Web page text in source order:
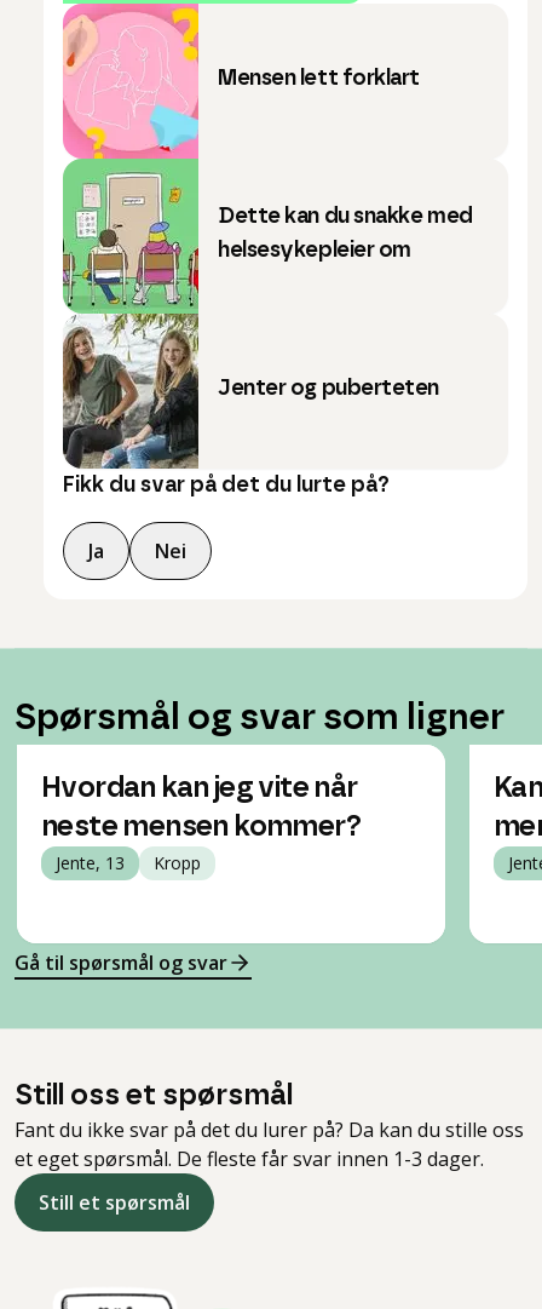
Mensen lett forklart
Dette kan du snakke med
helsesykepleier om
Jenter og puberteten
Fikk du svar på det du lurte på?
Ja Nei
Spørsmål og svar som ligner
Hvordan kan jeg vite når
neste mensen kommer?
Jente, 13 Kropp
Gå til spørsmål og svar
Still oss et spørsmål
Fant du ikke svar på det du lurer på? Da kan du stille oss
et eget spørsmål. De fleste får svar innen 1-3 dager.
Still et spørsmål